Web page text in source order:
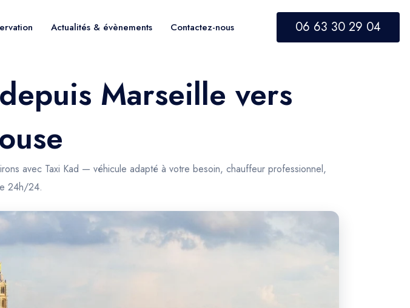
Actualités & évènements Contactez-nous 06 63 30 29 04
Marseille vers
avec Taxi Kad — véhicule adapté à votre besoin, chauffeur professionnel,
24h/24.